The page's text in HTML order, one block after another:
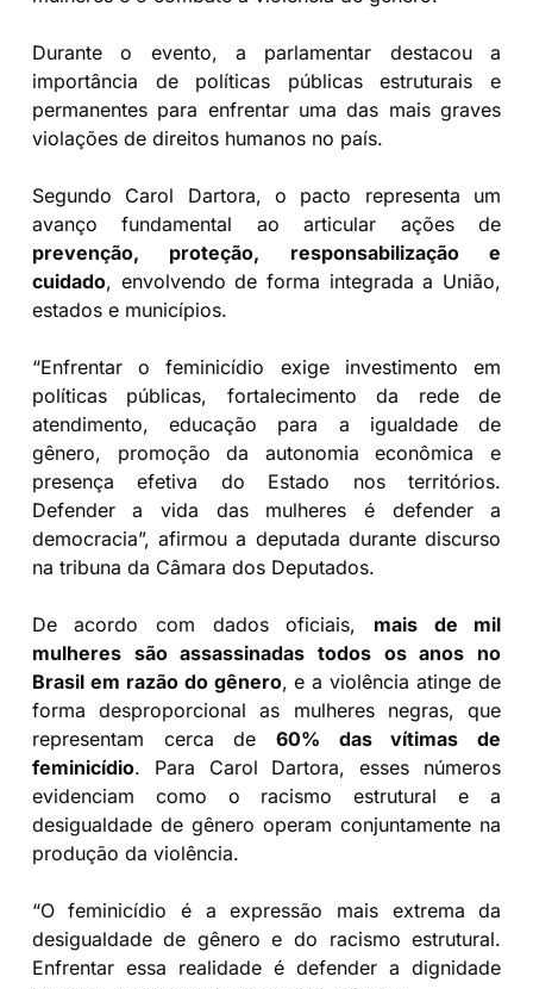
Durante o evento, a parlamentar destacou a
importância de políticas públicas estruturais e
permanentes para enfrentar uma das mais graves
violações de direitos humanos no país.
Segundo Carol Dartora, o pacto representa um
avanço fundamental ao articular ações de
prevenção, proteção, responsabilização e
cuidado, envolvendo de forma integrada a União,
estados e municípios.
“Enfrentar o feminicídio exige investimento em
políticas públicas, fortalecimento da rede de
atendimento, educação para a igualdade de
gênero, promoção da autonomia econômica e
presença efetiva do Estado nos territórios.
Defender a vida das mulheres é defender a
democracia”, afirmou a deputada durante discurso
na tribuna da Câmara dos Deputados.
De acordo com dados oficiais, mais de mil
mulheres são assassinadas todos os anos no
Brasil em razão do gênero, e a violência atinge de
forma desproporcional as mulheres negras, que
representam cerca de 60% das vítimas de
feminicídio. Para Carol Dartora, esses números
evidenciam como o racismo estrutural e a
desigualdade de gênero operam conjuntamente na
produção da violência.
“O feminicídio é a expressão mais extrema da
desigualdade de gênero e do racismo estrutural.
Enfrentar essa realidade é defender a dignidade